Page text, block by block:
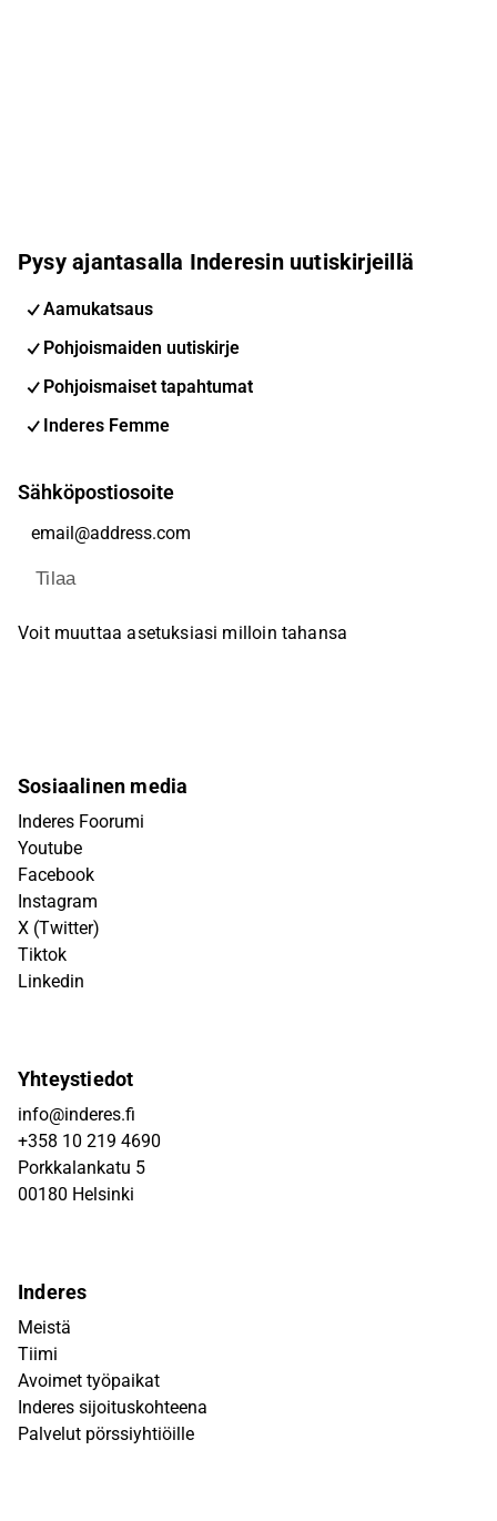
Pysy ajantasalla Inderesin uutiskirjeillä
Aamukatsaus
Pohjoismaiden uutiskirje
Pohjoismaiset tapahtumat
Inderes Femme
Sähköpostiosoite
Tilaa
Voit muuttaa asetuksiasi milloin tahansa
Sosiaalinen media
Inderes Foorumi
Youtube
Facebook
Instagram
X (Twitter)
Tiktok
Linkedin
Yhteystiedot
info@inderes.fi
+358 10 219 4690
Porkkalankatu 5
00180 Helsinki
Inderes
Meistä
Tiimi
Avoimet työpaikat
Inderes sijoituskohteena
Palvelut pörssiyhtiöille